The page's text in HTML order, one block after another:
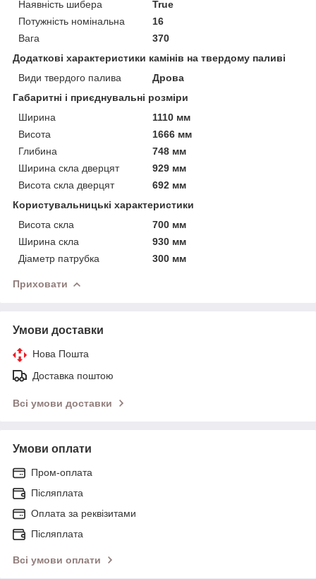
Наявність шибера
True
Потужність номінальна
16
Вага
370
Додаткові характеристики камінів на твердому паливі
Види твердого палива
Дрова
Габаритні і приєднувальні розміри
Ширина
1110 мм
Висота
1666 мм
Глибина
748 мм
Ширина скла дверцят
929 мм
Висота скла дверцят
692 мм
Користувальницькі характеристики
Висота скла
700 мм
Ширина скла
930 мм
Діаметр патрубка
300 мм
Приховати
Умови доставки
Нова Пошта
Доставка поштою
Всі умови доставки
Умови оплати
Пром-оплата
Післяплата
Оплата за реквізитами
Післяплата
Всі умови оплати